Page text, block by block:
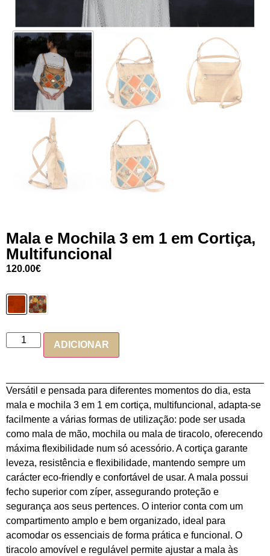
Mala e Mochila 3 em 1 em Cortiça,
Multifuncional
120.00€
ADICIONAR
Versátil e pensada para diferentes momentos do dia, esta
mala e mochila 3 em 1 em cortiça, multifuncional, adapta-se
facilmente a várias formas de utilização: pode ser usada
como mala de mão, mochila ou mala de tiracolo, oferecendo
máxima flexibilidade num só acessório. A cortiça garante
leveza, resistência e flexibilidade, mantendo sempre um
carácter eco-friendly e confortável de usar. A mala possui
fecho superior com zíper, assegurando proteção e
segurança aos seus pertences. O interior conta com um
compartimento amplo e bem organizado, ideal para
acomodar os essenciais de forma prática e funcional. O
tiracolo amovível e regulável permite ajustar a mala às